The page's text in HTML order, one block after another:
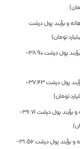
و برآیند پول درشت
تومان)
پول درشت-38.90
پول درشت-37.43
تومان)
برآیند پول درشت-36.71
و برآیند پول درشت-31.56